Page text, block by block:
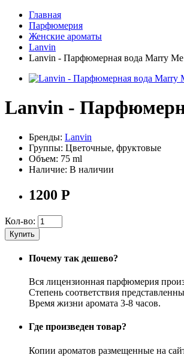
Главная
Парфюмерия
Женские ароматы
Lanvin
Lanvin - Парфюмерная вода Marry Me
Lanvin -
Бренды: Lanvin
Группы: Цветочные, фруктовые
Объем: 75 ml
Наличие: В наличии
1200 Р
Кол-во:
Купить
Почему так дешево?
Вся лицензионная парфюмерия
Степень соответствия
Время жизни аромата 3-8 часов.
Где произведен товар?
Копии ароматов размещенные на